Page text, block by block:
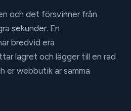
och det försvinner från
sekunder. En
bredvid era
lagret och lägger till en rad
er webbutik är samma